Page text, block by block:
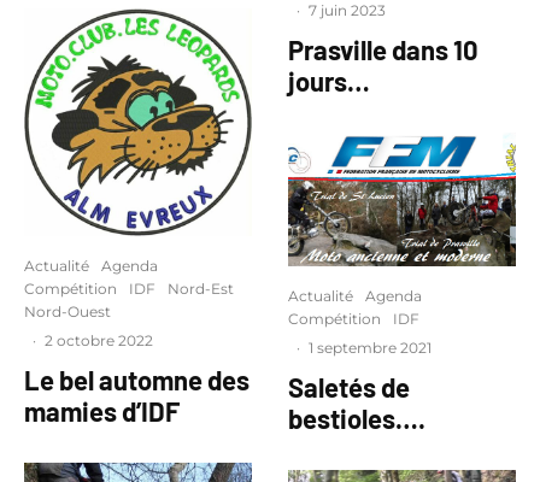
Actualité
Agenda
Compétition
IDF
Nord-Est
Nord-Ouest
· 2 octobre 2022
Le bel automne des
mamies d’IDF
· 7 juin 2023
Prasville dans 10
jours…
Actualité
Agenda
Compétition
IDF
· 1 septembre 2021
Saletés de
bestioles….